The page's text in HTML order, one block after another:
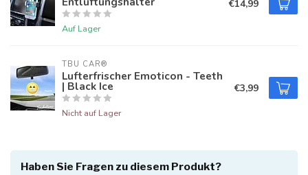
Auf Lager
€14,99
TBU CAR®
Lufterfrischer Emoticon - Teeth
| Black Ice
Nicht auf Lager
€3,99
Haben Sie Fragen zu diesem Produkt?